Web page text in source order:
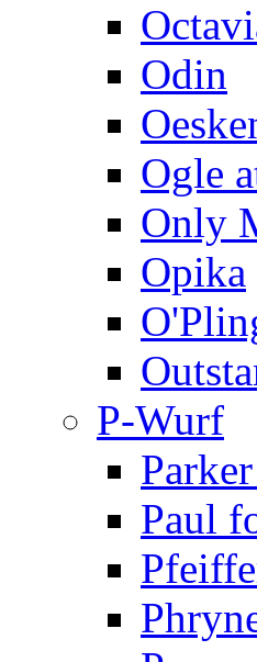
Odin
Ogle
Only
Opika
P-Wurf
Paul